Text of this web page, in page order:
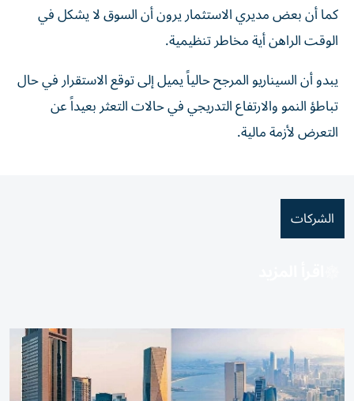
كما أن بعض مديري الاستثمار يرون أن السوق لا يشكل في
الوقت الراهن أية مخاطر تنظيمية.
يبدو أن السيناريو المرجح حالياً يميل إلى توقع الاستقرار في حال
تباطؤ النمو والارتفاع التدريجي في حالات التعثر بعيداً عن
التعرض لأزمة مالية.
الشركات